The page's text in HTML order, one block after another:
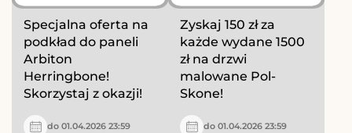
Specjalna oferta na
podkład do paneli
Arbiton
Herringbone!
Skorzystaj z okazji!
do 01.04.2026 23:59
Zyskaj 150 zł za
każde wydane 1500
zł na drzwi
malowane Pol-
Skone!
do 01.04.2026 23:59